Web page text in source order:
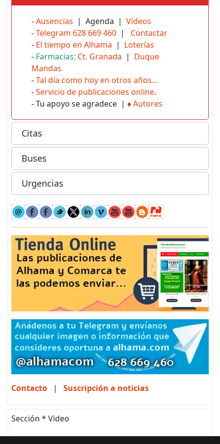
-Ausencias | Agenda | Vídeos
-Telegram 628 669 460 | Contactar
- El tiempo en Alhama | Loterías
- Farmacias: Ct. Granada | Duque
Mandas
-Tal día como hoy en otros años...
-Servicio de publicaciones online.
- Tu apoyo se agradece | ♦Autores
Citas
Buses
Urgencias
Contacto | Suscripción a noticias
Sección * Video